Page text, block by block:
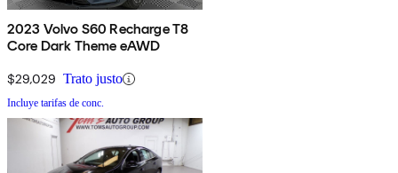
2023 Volvo S60 Recharge T8
Core Dark Theme eAWD
$29,029 Trato justo
Incluye tarifas de conc.